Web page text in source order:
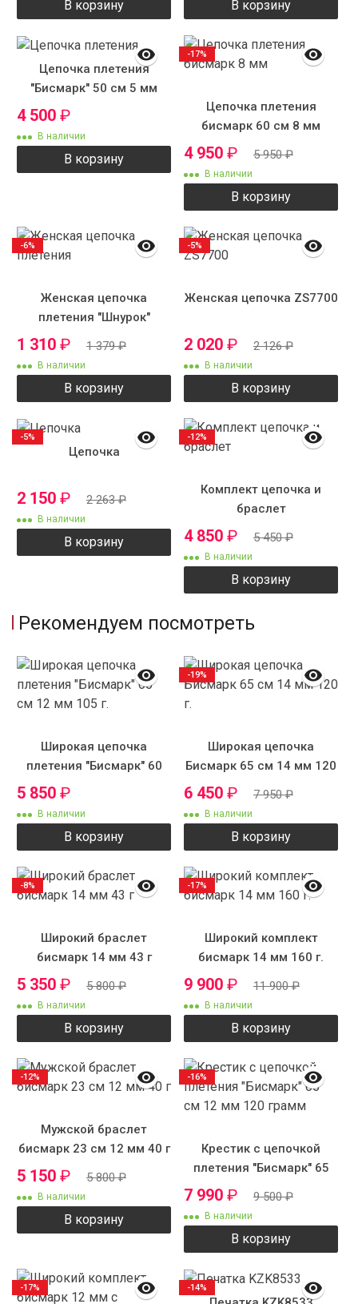
В корзину В корзину
Цепочка плетения
"Бисмарк" 50 см 5 мм
4 500 ₽
В наличии
В корзину
Цепочка плетения
бисмарк 60 см 8 мм
4 950 ₽ 5 950₽
В наличии
В корзину
-17%
Женская цепочка
плетения "Шнурок"
1 310 ₽ 1 379₽
В наличии
В корзину
-6%
Женская цепочка ZS7700
2 020 ₽ 2 126₽
В наличии
В корзину
-5%
Цепочка
2 150 ₽ 2 263₽
В наличии
В корзину
-5%
Комплект цепочка и
браслет
4 850 ₽ 5 450₽
В наличии
В корзину
-12%
Рекомендуем посмотреть
Широкая цепочка
плетения "Бисмарк" 60
см 12 мм 105 г.
5 850 ₽
В наличии
В корзину
Широкая цепочка
Бисмарк 65 см 14 мм 120
6 450 ₽ 7 950₽
В наличии
В корзину
-19%
Широкий браслет
бисмарк 14 мм 43 г
5 350 ₽ 5 800₽
В наличии
В корзину
-8%
Широкий комплект
бисмарк 14 мм 160 г.
9 900 ₽ 11 900₽
В наличии
В корзину
-17%
Мужской браслет
бисмарк 23 см 12 мм 40 г
5 150 ₽ 5 800₽
В наличии
В корзину
-12%
Крестик с цепочкой
плетения "Бисмарк" 65
см 12 мм 120 грамм
7 990 ₽ 9 500₽
В наличии
В корзину
-16%
-17% -14%